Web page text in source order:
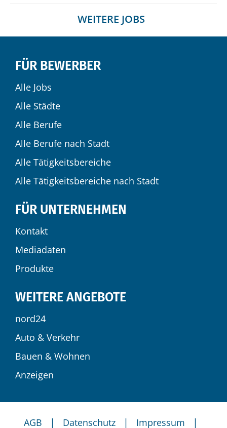
WEITERE JOBS
FÜR BEWERBER
Alle Jobs
Alle Städte
Alle Berufe
Alle Berufe nach Stadt
Alle Tätigkeitsbereiche
Alle Tätigkeitsbereiche nach Stadt
FÜR UNTERNEHMEN
Kontakt
Mediadaten
Produkte
WEITERE ANGEBOTE
nord24
Auto & Verkehr
Bauen & Wohnen
Anzeigen
AGB | Datenschutz | Impressum |